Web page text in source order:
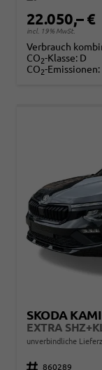
22.050,– €
incl. 19% MwSt.
Verbrauch
CO2-Klasse: D
CO2-Emissionen:
SKODA
unverbindliche
Fahrzeugnr. 860289